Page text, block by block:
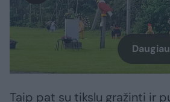
Taip pat su tikslu gražinti ir